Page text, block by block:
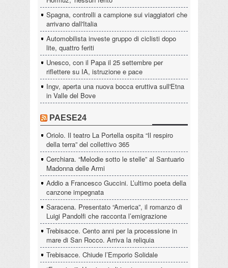
Spagna, controlli a campione sui viaggiatori che
arrivano dall'Italia
Automobilista investe gruppo di ciclisti dopo
lite, quattro feriti
Unesco, con il Papa il 25 settembre per
riflettere su IA, istruzione e pace
Ingv, aperta una nuova bocca eruttiva sull'Etna
in Valle del Bove
PAESE24
Oriolo. Il teatro La Portella ospita “Il respiro
della terra” del collettivo 365
Cerchiara. “Melodie sotto le stelle” al Santuario
Madonna delle Armi
Addio a Francesco Guccini. L’ultimo poeta della
canzone impegnata
Saracena. Presentato “America”, il romanzo di
Luigi Pandolfi che racconta l’emigrazione
Trebisacce. Cento anni per la processione in
mare di San Rocco. Arriva la reliquia
Trebisacce. Chiude l’Emporio Solidale